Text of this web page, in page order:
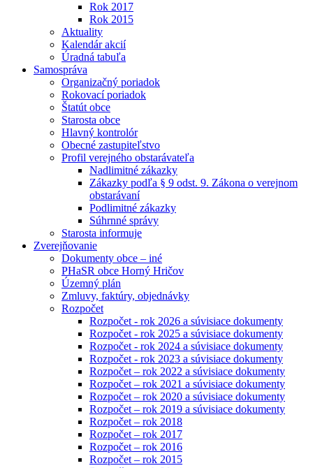
Rok 2017
Rok 2015
Aktuality
Kalendár akcií
Úradná tabuľa
Samospráva
Organizačný poriadok
Rokovací poriadok
Štatút obce
Starosta obce
Hlavný kontrolór
Obecné zastupiteľstvo
Profil verejného obstarávateľa
Nadlimitné zákazky
Zákazky podľa § 9 odst. 9. Zákona o verejnom
obstarávaní
Podlimitné zákazky
Súhrnné správy
Starosta informuje
Zverejňovanie
Dokumenty obce – iné
PHaSR obce Horný Hričov
Územný plán
Zmluvy, faktúry, objednávky
Rozpočet
Rozpočet - rok 2026 a súvisiace dokumenty
Rozpočet - rok 2025 a súvisiace dokumenty
Rozpočet - rok 2024 a súvisiace dokumenty
Rozpočet - rok 2023 a súvisiace dokumenty
Rozpočet – rok 2022 a súvisiace dokumenty
Rozpočet – rok 2021 a súvisiace dokumenty
Rozpočet – rok 2020 a súvisiace dokumenty
Rozpočet – rok 2019 a súvisiace dokumenty
Rozpočet – rok 2018
Rozpočet – rok 2017
Rozpočet – rok 2016
Rozpočet – rok 2015